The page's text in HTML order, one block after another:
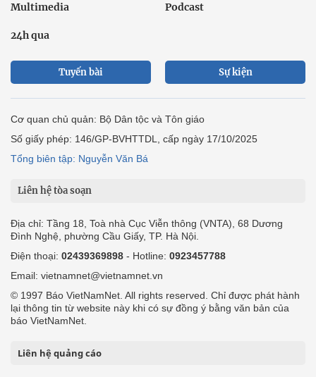
Multimedia Podcast
24h qua
Tuyến bài Sự kiện
Cơ quan chủ quản: Bộ Dân tộc và Tôn giáo
Số giấy phép: 146/GP-BVHTTDL, cấp ngày 17/10/2025
Tổng biên tập: Nguyễn Văn Bá
Liên hệ tòa soạn
Địa chỉ: Tầng 18, Toà nhà Cục Viễn thông (VNTA), 68 Dương
Đình Nghệ, phường Cầu Giấy, TP. Hà Nội.
Điện thoại: 02439369898 - Hotline: 0923457788
Email: vietnamnet@vietnamnet.vn
© 1997 Báo VietNamNet. All rights reserved. Chỉ được phát hành
lại thông tin từ website này khi có sự đồng ý bằng văn bản của
báo VietNamNet.
Liên hệ quảng cáo